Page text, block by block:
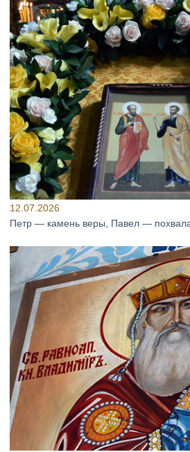
12.07.2026
Петр — камень веры, Павел —